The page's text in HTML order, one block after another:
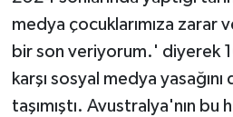
medya çocuklarımıza zarar
bir son veriyorum.' diyerek
karşı sosyal medya
taşımıştı. Avustralya'nın bu